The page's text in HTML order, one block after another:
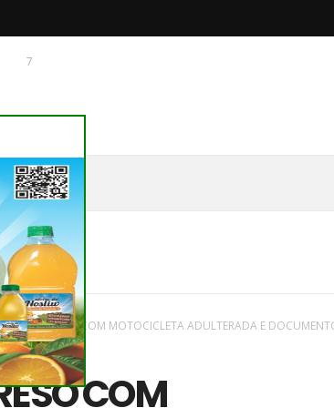
7
É PRESO COM MOTOCICLETA ADULTERADA E
COM